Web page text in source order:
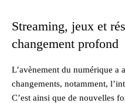
Streaming, jeux et
changement profond
L’avènement du numérique a
changements, notamment,
C’est ainsi que de nouvelles